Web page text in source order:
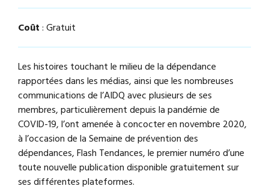
Coût : Gratuit
Les histoires touchant le milieu de la dépendance
rapportées dans les médias, ainsi que les nombreuses
communications de l’AIDQ avec plusieurs de ses
membres, particulièrement depuis la pandémie de
COVID-19, l’ont amenée à concocter en novembre 2020,
à l’occasion de la Semaine de prévention des
dépendances, Flash Tendances, le premier numéro d’une
toute nouvelle publication disponible gratuitement sur
ses différentes plateformes.